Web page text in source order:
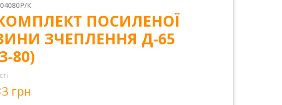
К
ПОСИЛЕНОЇ
ЗЧЕПЛЕННЯ Д-65
80)
грн